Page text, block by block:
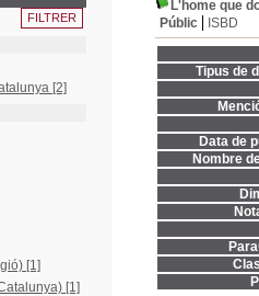
L'home que
Públic
ISBD
Tipus de
Data de
Nombre
[2]
[1]
[1]